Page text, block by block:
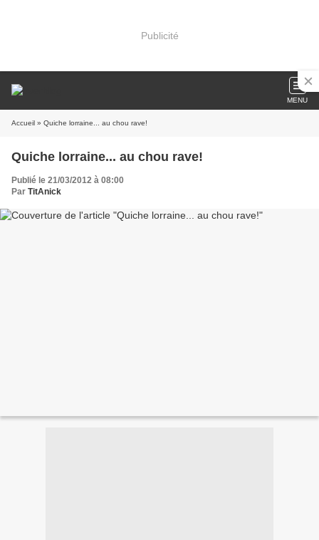
Publicité
MENU
Accueil » Quiche lorraine... au chou rave!
Quiche lorraine... au chou rave!
Publié le 21/03/2012 à 08:00
Par TitAnick